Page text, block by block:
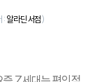
: 알라딘 서점)